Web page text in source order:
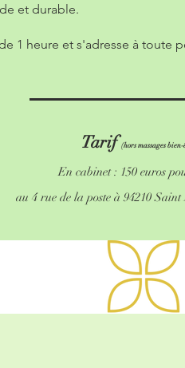
et durable.
1 heure et s'adresse à toute
Tarif(hors massages bien-
En cabinet : 150 euros
au 4 rue de la poste à 94210 Saint